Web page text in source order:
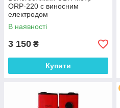
ORP-220 c виносним
електродом
В наявності
3 150 ₴
Купити